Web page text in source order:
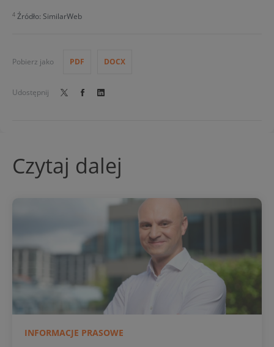
4 Źródło: SimilarWeb
Pobierz jako PDF DOCX
Udostępnij
Czytaj dalej
INFORMACJE PRASOWE